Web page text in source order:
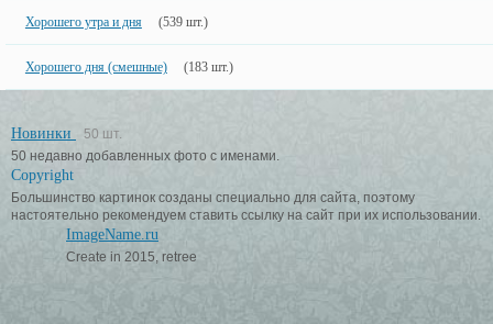
Хорошего утра и дня (539 шт.)
Хорошего дня (смешные) (183 шт.)
Новинки
50 шт.
50 недавно добавленных фото с именами.
Copyright
Большинство картинок созданы специально для сайта, поэтому
настоятельно рекомендуем ставить ссылку на сайт при их использовании.
ImageName.ru
Create in 2015, retree